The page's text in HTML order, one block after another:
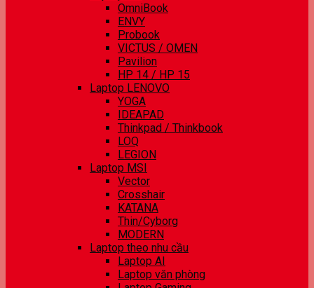
OmniBook
ENVY
Probook
VICTUS / OMEN
Pavilion
HP 14 / HP 15
Laptop LENOVO
YOGA
IDEAPAD
Thinkpad / Thinkbook
LOQ
LEGION
Laptop MSI
Vector
Crosshair
KATANA
Thin/Cyborg
MODERN
Laptop theo nhu cầu
Laptop AI
Laptop văn phòng